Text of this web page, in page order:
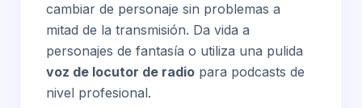
cambiar de personaje sin problemas a
mitad de la transmisión. Da vida a
personajes de fantasía o utiliza una pulida
voz de locutor de radio para podcasts de
nivel profesional.